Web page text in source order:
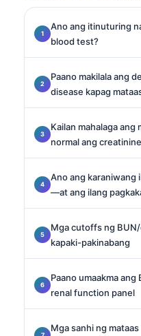
Ano ang itinuturing
blood test?
Paano makilala ang
disease kapag
Kailan mahalaga ang
normal ang creatinine
Ano ang karaniwang
—at ang ilang
Mga cutoffs ng
kapaki-pakinabang
Paano umaakma
renal function panel
Mga sanhi ng